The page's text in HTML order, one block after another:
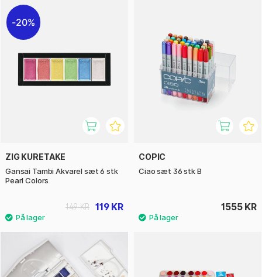
20%
ZIG KURETAKE
Gansai Tambi Akvarel sæt 6 stk
Pearl Colors
119 KR
149 KR
COPIC
Ciao sæt 36 stk B
1555 KR